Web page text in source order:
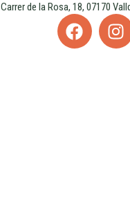
Carrer de la Rosa, 18, 07170